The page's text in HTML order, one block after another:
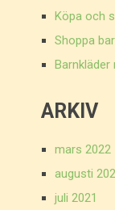
Köpa och
Shoppa
ARKIV
mars 2022
augusti
juli 2021